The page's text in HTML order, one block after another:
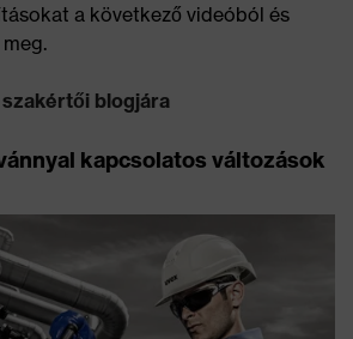
a következő videóból és
blogjára
kapcsolatos változások